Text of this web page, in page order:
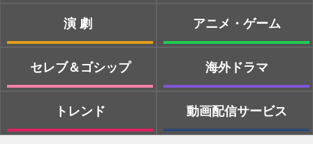
演劇
セレブ＆ゴシップ
トレンド
アニメ・ゲーム
海外ドラマ
動画配信サービス